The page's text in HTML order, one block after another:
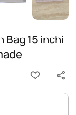
Bag 15 inchi